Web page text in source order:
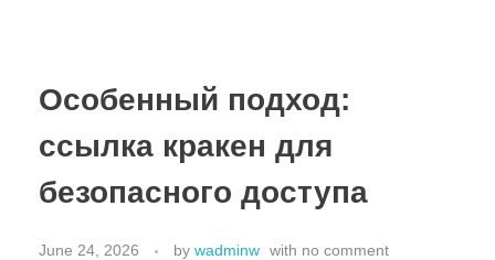
Особенный подход:
ссылка кракен для
безопасного доступа
June 24, 2026 by wadminw with no comment